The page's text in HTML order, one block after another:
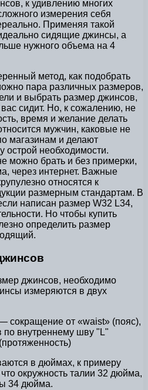
к удивлению многих
измерения себя
Применяя такой
сидящие джинсы, а
нужного объема на 4
метод, как подобрать
пара различных размеров,
и выбрать размер джинсов,
сидит. Но, к сожалению, не
время и желание делать
мужчин, каковые не
магазинам и делают
острой необходимости.
можно брать и без примерки,
через интернет. Важные
относятся к
размерным стандартам. В
написан размер W32 L34,
Но чтобы купить
определить размер
джинсов, необходимо
измеряются в двух
сокращение от «waist» (пояс),
по внутреннему шву "L"
в дюймах, к примеру
окружность талии 32 дюйма,
34 дюйма.